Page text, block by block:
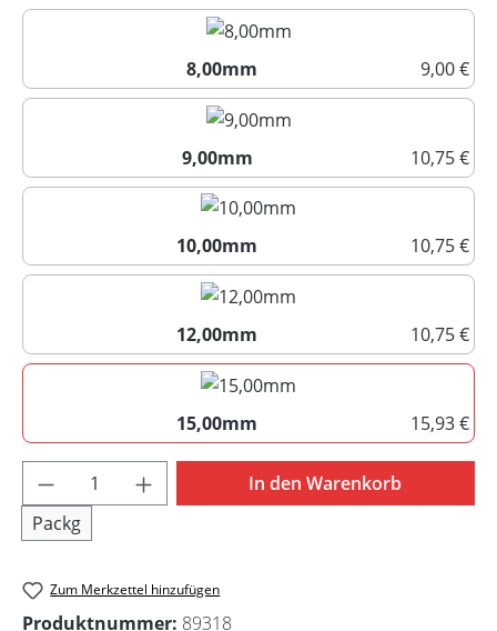
7,00mm
8,00mm
9,00 €
8,00mm
9,00mm
10,75 €
9,00mm
10,00mm
10,75 €
10,00mm
12,00mm
10,75 €
12,00mm
15,00mm
15,93 €
15,00mm
Produkt Anzahl: Gib den gewünschten
Packg
In den Warenkorb
Zum Merkzettel hinzufügen
Produktnummer: 89318